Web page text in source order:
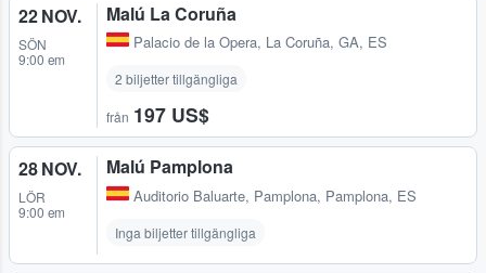
22 NOV.
SÖN
9:00 em
Malú La Coruña
Palacio de la Opera, La Coruña, GA, ES
2 biljetter tillgängliga
från 197 US$
28 NOV.
LÖR
9:00 em
Malú Pamplona
Auditorio Baluarte, Pamplona, Pamplona, ES
Inga biljetter tillgängliga